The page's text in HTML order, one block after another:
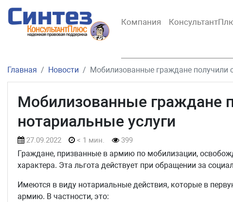
Компания
Главная Новости Мобилизованные граждане получили
Мобилизованные граждане
нотариальные услуги
27.09.2022 < 1 мин. 399
Граждане, призванные в армию по мобилизации,
характера. Эта льгота действует при обращении за
Имеются в виду нотариальные действия, которые в
армию. В частности, это: